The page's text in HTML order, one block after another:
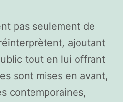
pas seulement de
ajoutant
tout en lui offrant
sont mises en avant,
contemporaines,